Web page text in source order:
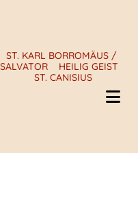
ST. KARL BORROMÄUS /
SALVATOR
HEILIG GEIST
ST. CANISIUS